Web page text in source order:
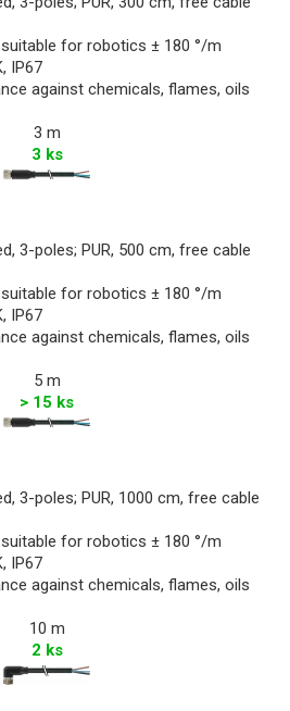
for robotics ± 180 °/m
IP67
against chemicals, flames, oils
3 m
3 ks
3-poles; PUR, 500 cm, free cable
for robotics ± 180 °/m
IP67
against chemicals, flames, oils
5 m
> 15 ks
3-poles; PUR, 1000 cm, free cable
for robotics ± 180 °/m
IP67
against chemicals, flames, oils
10 m
2 ks